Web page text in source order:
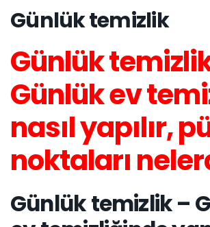
Günlük temizlik
Günlük
Günlük ev
nasıl yapılır,
noktaları
Günlük temizlik –